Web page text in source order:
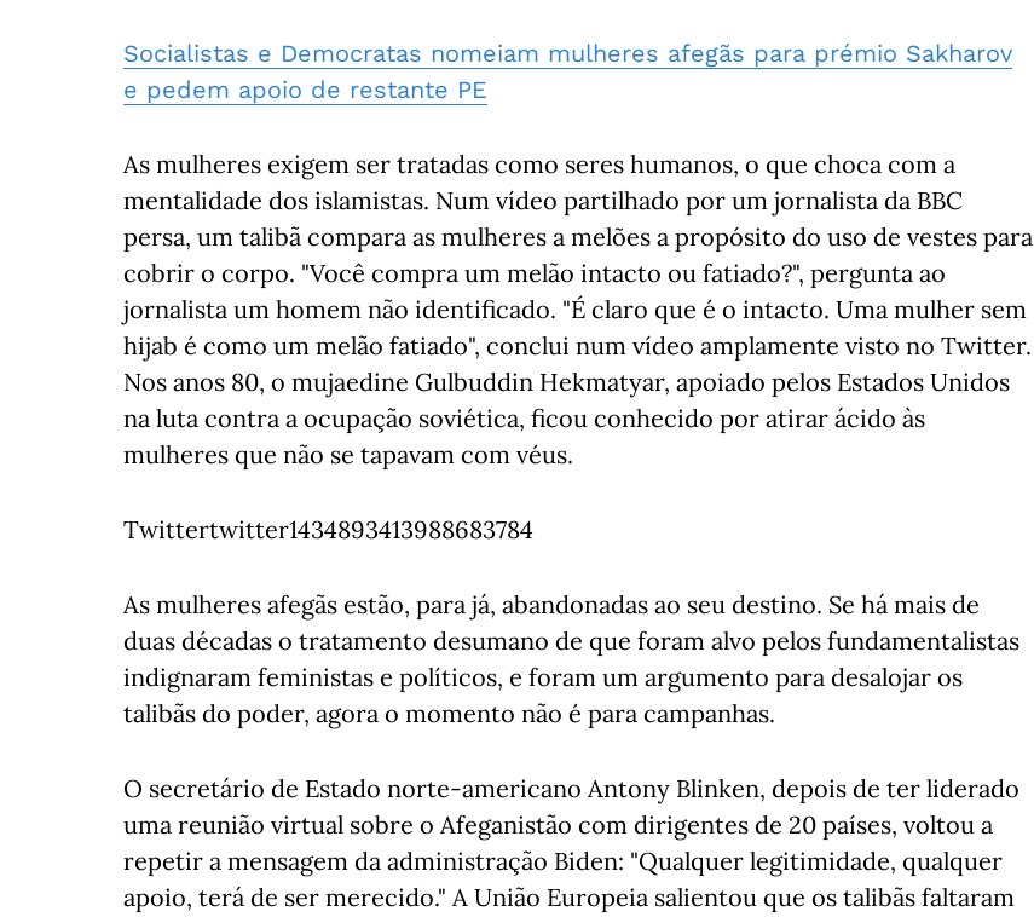
Socialistas e Democratas nomeiam mulheres afegãs para prémio Sakharov
e pedem apoio de restante PE
As mulheres exigem ser tratadas como seres humanos, o que choca com a
mentalidade dos islamistas. Num vídeo partilhado por um jornalista da BBC
persa, um talibã compara as mulheres a melões a propósito do uso de vestes para
cobrir o corpo. "Você compra um melão intacto ou fatiado?", pergunta ao
jornalista um homem não identificado. "É claro que é o intacto. Uma mulher sem
hijab é como um melão fatiado", conclui num vídeo amplamente visto no Twitter.
Nos anos 80, o mujaedine Gulbuddin Hekmatyar, apoiado pelos Estados Unidos
na luta contra a ocupação soviética, ficou conhecido por atirar ácido às
mulheres que não se tapavam com véus.
Twittertwitter1434893413988683784
As mulheres afegãs estão, para já, abandonadas ao seu destino. Se há mais de
duas décadas o tratamento desumano de que foram alvo pelos fundamentalistas
indignaram feministas e políticos, e foram um argumento para desalojar os
talibãs do poder, agora o momento não é para campanhas.
O secretário de Estado norte-americano Antony Blinken, depois de ter liderado
uma reunião virtual sobre o Afeganistão com dirigentes de 20 países, voltou a
repetir a mensagem da administração Biden: "Qualquer legitimidade, qualquer
apoio, terá de ser merecido." A União Europeia salientou que os talibãs faltaram